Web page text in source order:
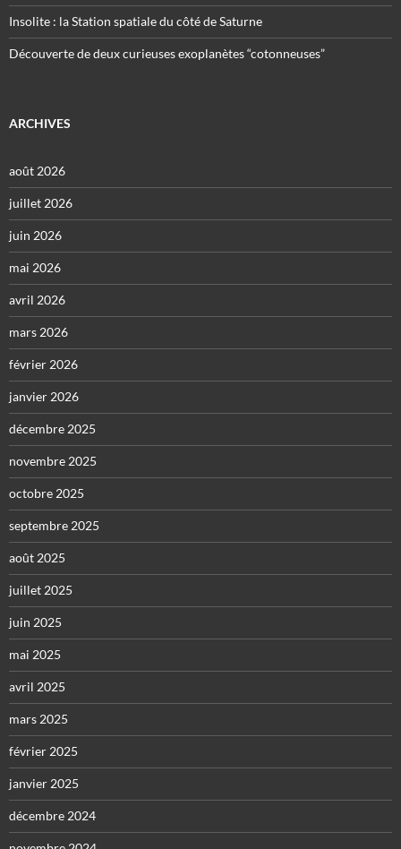
Insolite : la Station spatiale du côté de Saturne
Découverte de deux curieuses exoplanètes “cotonneuses”
ARCHIVES
août 2026
juillet 2026
juin 2026
mai 2026
avril 2026
mars 2026
février 2026
janvier 2026
décembre 2025
novembre 2025
octobre 2025
septembre 2025
août 2025
juillet 2025
juin 2025
mai 2025
avril 2025
mars 2025
février 2025
janvier 2025
décembre 2024